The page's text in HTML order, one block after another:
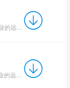
ToDesk远程控制软件最新版是一款相当专业的远程协助控制工具。ToDesk远程控制软件官方版可以帮助用户实现...
UU远程（原GameViewer远程）是一款专业的远程控制软件，支持手机平板对电脑、电脑对电脑的多端互联，满足远程游戏...